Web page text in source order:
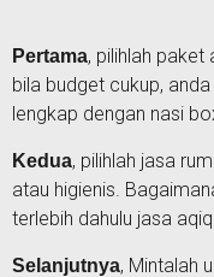
Pertama, pilihlah paket
bila budget cukup,
lengkap dengan nasi
Kedua, pilihlah jasa
atau higienis.
terlebih dahulu jasa
Selanjutnya, Mintalah